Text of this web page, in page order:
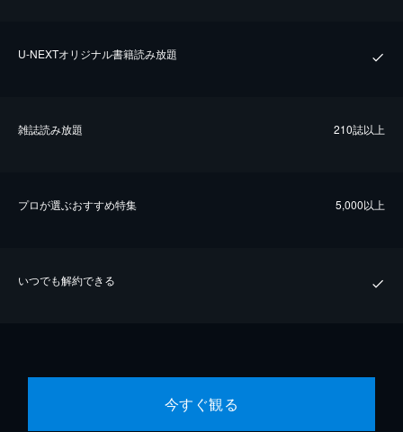
U-NEXTオリジナル書籍読み放題
雑誌読み放題 210誌以上
プロが選ぶおすすめ特集 5,000以上
いつでも解約できる
今すぐ観る